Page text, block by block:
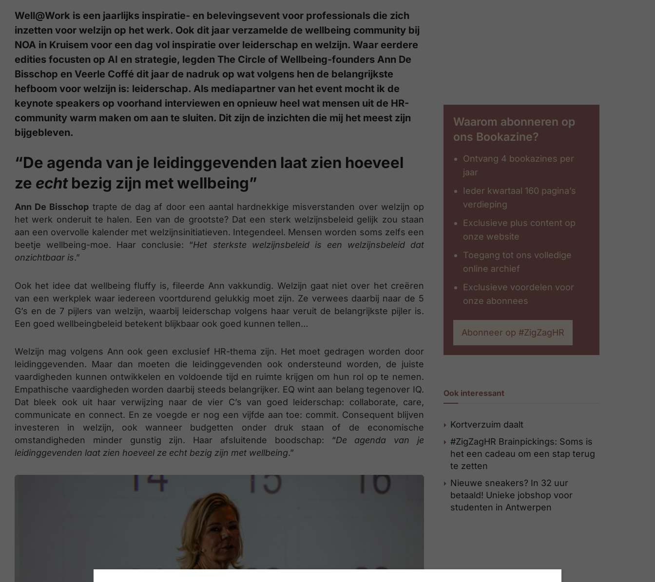
Well@Work is een jaarlijks inspiratie- en belevingsevent voor professionals die zich
inzetten voor welzijn op het werk. Ook dit jaar verzamelde de wellbeing community bij
NOA in Kruisem voor een dag vol inspiratie over leiderschap en welzijn. Waar eerdere
edities focusten op AI en strategie, legden The Circle of Wellbeing-founders Ann De
Bisschop en Veerle Coffé dit jaar de nadruk op wat volgens hen de belangrijkste
hefboom voor welzijn is: leiderschap. Als mediapartner van het event mocht ik de
keynote speakers op voorhand interviewen en opnieuw heel wat mensen uit de HR-
community warm maken om aan te sluiten. Dit zijn de inzichten die mij het meest zijn
bijgebleven.
“De agenda van je leidinggevenden laat zien hoeveel
ze echt bezig zijn met wellbeing”
Ann De Bisschop trapte de dag af door een aantal hardnekkige misverstanden over welzijn op
het werk onderuit te halen. Een van de grootste? Dat een sterk welzijnsbeleid gelijk zou staan
aan een overvolle kalender met welzijnsinitiatieven. Integendeel. Mensen worden soms zelfs een
beetje wellbeing-moe. Haar conclusie: “Het sterkste welzijnsbeleid is een welzijnsbeleid dat
onzichtbaar is.”
Ook het idee dat wellbeing fluffy is, fileerde Ann vakkundig. Welzijn gaat niet over het creëren
van een werkplek waar iedereen voortdurend gelukkig moet zijn. Ze verwees daarbij naar de 5
G’s en de 7 pijlers van welzijn, waarbij leiderschap volgens haar veruit de belangrijkste pijler is.
Een goed wellbeingbeleid betekent blijkbaar ook goed kunnen tellen…
Welzijn mag volgens Ann ook geen exclusief HR-thema zijn. Het moet gedragen worden door
leidinggevenden. Maar dan moeten die leidinggevenden ook ondersteund worden, de juiste
vaardigheden kunnen ontwikkelen en voldoende tijd en ruimte krijgen om hun rol op te nemen.
Empathische vaardigheden worden daarbij steeds belangrijker. EQ wint aan belang tegenover IQ.
Dat bleek ook uit haar verwijzing naar de vier C’s van goed leiderschap: collaborate, care,
communicate en connect. En ze voegde er nog een vijfde aan toe: commit. Consequent blijven
investeren in welzijn, ook wanneer budgetten onder druk staan of de economische
omstandigheden minder gunstig zijn. Haar afsluitende boodschap: “De agenda van je
leidinggevenden laat zien hoeveel ze echt bezig zijn met wellbeing.”
Waarom abonneren op
ons Bookazine?
Ontvang 4 bookazines per
jaar
Ieder kwartaal 160 pagina’s
verdieping
Exclusieve plus content op
onze website
Toegang tot ons volledige
online archief
Exclusieve voordelen voor
onze abonnees
Abonneer op #ZigZagHR
Ook interessant
Kortverzuim daalt
#ZigZagHR Brainpickings: Soms is
het een cadeau om een stap terug
te zetten
Nieuwe sneakers? In 32 uur
betaald! Unieke jobshop voor
studenten in Antwerpen